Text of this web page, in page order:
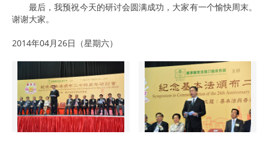
最后，我预祝今天的研讨会圆满成功，大家有一个愉快周末。
谢谢大家。
2014年04月26日（星期六）